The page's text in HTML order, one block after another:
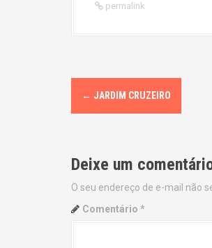
permalink
P
o
t
n
← JARDIM CRUZEIRO
Deixe um
O seu endereço de e-mail não
Comentário *